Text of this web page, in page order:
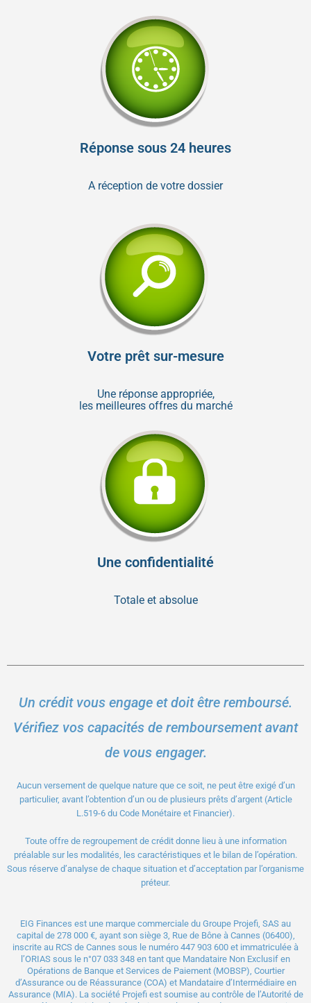
Réponse sous 24 heures
A réception de votre dossier
Votre prêt sur-mesure
Une réponse appropriée,
les meilleures offres du marché
Une confidentialité
Totale et absolue
Un crédit vous engage et doit être remboursé.
Vérifiez vos capacités de remboursement avant
de vous engager.
Aucun versement de quelque nature que ce soit, ne peut être exigé d’un
particulier, avant l’obtention d’un ou de plusieurs prêts d’argent (Article
L.519-6 du Code Monétaire et Financier).
Toute offre de regroupement de crédit donne lieu à une information
préalable sur les modalités, les caractéristiques et le bilan de l’opération.
Sous réserve d’analyse de chaque situation et d’acceptation par l’organisme
préteur.
EIG Finances est une marque commerciale du Groupe Projefi, SAS au
capital de 278 000 €, ayant son siège 3, Rue de Bône à Cannes (06400),
inscrite au RCS de Cannes sous le numéro 447 903 600 et immatriculée à
l’ORIAS sous le n°07 033 348 en tant que Mandataire Non Exclusif en
Opérations de Banque et Services de Paiement (MOBSP), Courtier
d’Assurance ou de Réassurance (COA) et Mandataire d’Intermédiaire en
Assurance (MIA). La société Projefi est soumise au contrôle de l’Autorité de